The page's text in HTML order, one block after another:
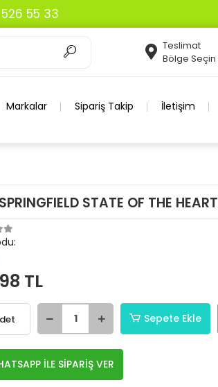
526 55 33
Teslimat
Bölge Seçin
Markalar Sipariş Takip İletişim
STATE OF THE HEART
TL
Sepete Ekle
İLE SİPARİŞ VER